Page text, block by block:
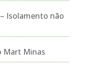
Isolamento não
Mart Minas